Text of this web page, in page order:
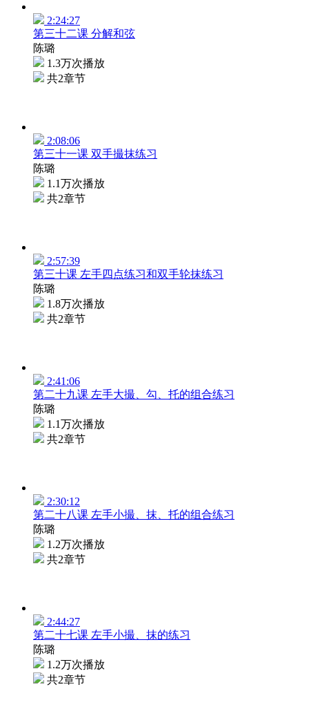
2:24:27
第三十二课 分解和弦
陈璐
1.3万次播放
共2章节
2:08:06
第三十一课 双手撮抹练习
陈璐
1.1万次播放
共2章节
2:57:39
第三十课 左手四点练习和双手轮抹练习
陈璐
1.8万次播放
共2章节
2:41:06
第二十九课 左手大撮、勾、托的组合练习
陈璐
1.1万次播放
共2章节
2:30:12
第二十八课 左手小撮、抹、托的组合练习
陈璐
1.2万次播放
共2章节
2:44:27
第二十七课 左手小撮、抹的练习
陈璐
1.2万次播放
共2章节